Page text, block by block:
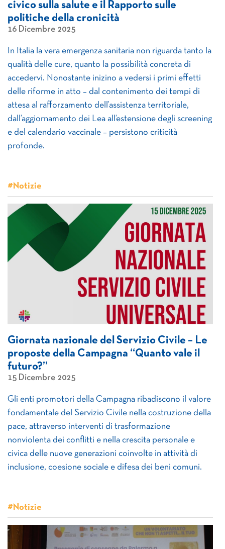
civico sulla salute e il Rapporto sulle
politiche della cronicità
16 Dicembre 2025
In Italia la vera emergenza sanitaria non riguarda tanto la
qualità delle cure, quanto la possibilità concreta di
accedervi. Nonostante inizino a vedersi i primi effetti
delle riforme in atto – dal contenimento dei tempi di
attesa al rafforzamento dell’assistenza territoriale,
dall’aggiornamento dei Lea all’estensione degli screening
e del calendario vaccinale – persistono criticità
profonde.
#Notizie
Giornata nazionale del Servizio Civile – Le
proposte della Campagna “Quanto vale il
futuro?”
15 Dicembre 2025
Gli enti promotori della Campagna ribadiscono il valore
fondamentale del Servizio Civile nella costruzione della
pace, attraverso interventi di trasformazione
nonviolenta dei conflitti e nella crescita personale e
civica delle nuove generazioni coinvolte in attività di
inclusione, coesione sociale e difesa dei beni comuni.
#Notizie